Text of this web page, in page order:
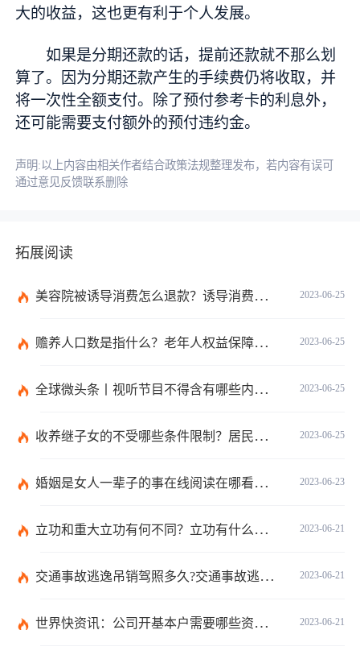
大的收益，这也更有利于个人发展。
如果是分期还款的话，提前还款就不那么划
算了。因为分期还款产生的手续费仍将收取，并
将一次性全额支付。除了预付参考卡的利息外，
还可能需要支付额外的预付违约金。
声明:以上内容由相关作者结合政策法规整理发布，若内容有误可
通过意见反馈联系删除
拓展阅读
2023-06-25
美容院被诱导消费怎么退款？诱导消费多少钱可以立案？ 当前短讯
2023-06-25
赡养人口数是指什么？老年人权益保障法第十四条的内容是什么？
2023-06-25
全球微头条丨视听节目不得含有哪些内容？网络视听监管新规的内容是什么？
2023-06-25
收养继子女的不受哪些条件限制？居民收养登记不受限制的情形有哪些？_热议
2023-06-23
婚姻是女人一辈子的事在线阅读在哪看？婚姻是女人一辈子的事讲的什么？|环球今日报
2023-06-21
立功和重大立功有何不同？立功有什么好处？
2023-06-21
交通事故逃逸吊销驾照多久?交通事故逃逸的认定标准是什么?-世界独家
2023-06-21
世界快资讯：公司开基本户需要哪些资料？开基本户的程序是什么？